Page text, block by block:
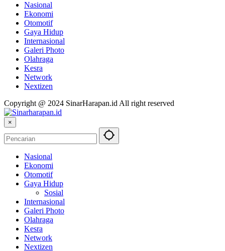
Nasional
Ekonomi
Otomotif
Gaya Hidup
Internasional
Galeri Photo
Olahraga
Kesra
Network
Nextizen
Copyright @ 2024 SinarHarapan.id All right reserved
×
Nasional
Ekonomi
Otomotif
Gaya Hidup
Sosial
Internasional
Galeri Photo
Olahraga
Kesra
Network
Nextizen